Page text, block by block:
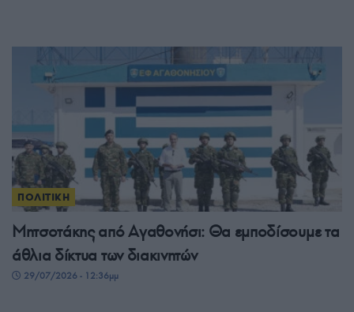
ΠΟΛΙΤΙΚΗ
Μητσοτάκης από Αγαθονήσι: Θα εμποδίσουμε τα
άθλια δίκτυα των διακινητών
29/07/2026 - 12:36μμ